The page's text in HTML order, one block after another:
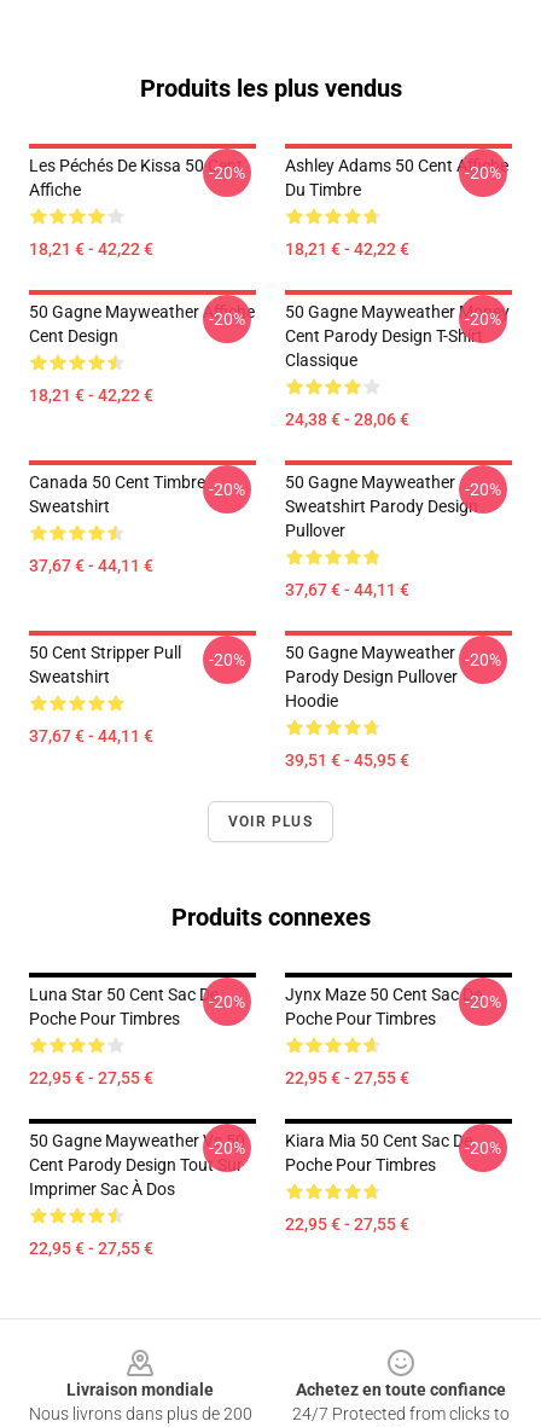
Produits les plus vendus
Les Péchés De Kissa 50 Cent
Affiche
18,21 € - 42,22 €
-20%
Ashley Adams 50 Cent Affiche
Du Timbre
18,21 € - 42,22 €
-20%
50 Gagne Mayweather Affiche
Cent Design
18,21 € - 42,22 €
-20%
50 Gagne Mayweather Money
Cent Parody Design T-Shirt
Classique
24,38 € - 28,06 €
-20%
Canada 50 Cent Timbre
Sweatshirt
37,67 € - 44,11 €
-20%
50 Gagne Mayweather
Sweatshirt Parody Design
Pullover
37,67 € - 44,11 €
-20%
50 Cent Stripper Pull
Sweatshirt
37,67 € - 44,11 €
-20%
50 Gagne Mayweather
Parody Design Pullover
Hoodie
39,51 € - 45,95 €
-20%
VOIR PLUS
Produits connexes
Luna Star 50 Cent Sac De
Poche Pour Timbres
22,95 € - 27,55 €
-20%
Jynx Maze 50 Cent Sac De
Poche Pour Timbres
22,95 € - 27,55 €
-20%
50 Gagne Mayweather Vs 50
Cent Parody Design Tout Sur
Imprimer Sac À Dos
22,95 € - 27,55 €
-20%
Kiara Mia 50 Cent Sac De
Poche Pour Timbres
22,95 € - 27,55 €
-20%
Livraison mondiale
Nous livrons dans plus de 200
Achetez en toute confiance
24/7 Protected from clicks to